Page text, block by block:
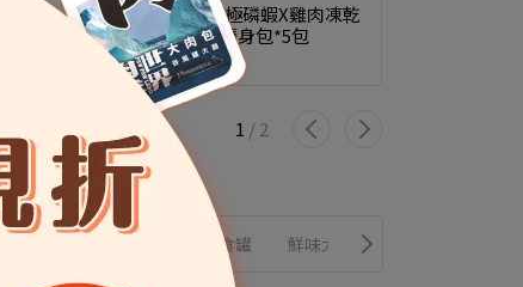
【買一送五】南極磷蝦X雞肉凍乾
無穀貓糧1kg送隨身包*5包
NT$708NT$885
1 /2
歪嘴貓主食罐 鮮味大絲肉絲主食罐